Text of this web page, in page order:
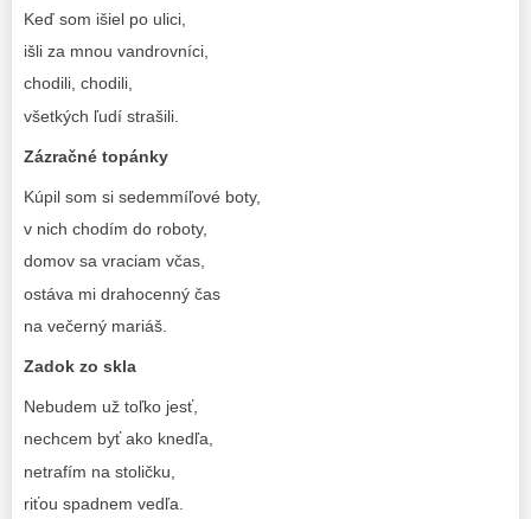
Keď som išiel po ulici,
išli za mnou vandrovníci,
chodili, chodili,
všetkých ľudí strašili.
Zázračné topánky
Kúpil som si sedemmíľové boty,
v nich chodím do roboty,
domov sa vraciam včas,
ostáva mi drahocenný čas
na večerný mariáš.
Zadok zo skla
Nebudem už toľko jesť,
nechcem byť ako knedľa,
netrafím na stoličku,
riťou spadnem vedľa.